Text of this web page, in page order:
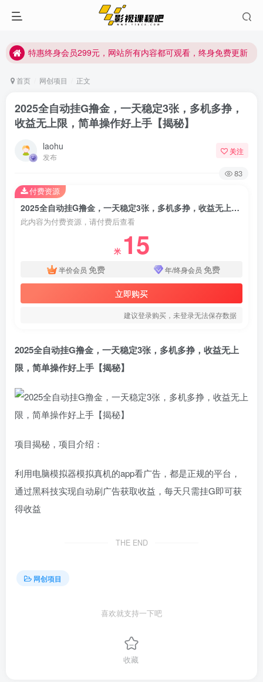
特惠终身会员299元，网站所有内容都可观看，终身免费更新
特惠终身会员299元，网站所有内容都可观看，终身免费更新
首页 网创项目 正文
2025全自动挂G撸金，一天稳定3张，多机多挣，
收益无上限，简单操作好上手【揭秘】
laohu
发布
关注
83
2025全自动挂G撸金，一天稳定3张，多机多挣，收益无上限，简单操作好上手【揭秘】
此内容为付费资源，请付费后查看
米 15
半价会员 免费 年/终身会员 免费
立即购买
建议登录购买，未登录无法保存数据
付费资源
2025全自动挂G撸金，一天稳定3张，多机多挣，收益无上
限，简单操作好上手【揭秘】
项目揭秘，项目介绍：
利用电脑模拟器模拟真机的app看广告，都是正规的平台，
通过黑科技实现自动刷广告获取收益，每天只需挂G即可获
得收益
THE END
网创项目
喜欢就支持一下吧
收藏